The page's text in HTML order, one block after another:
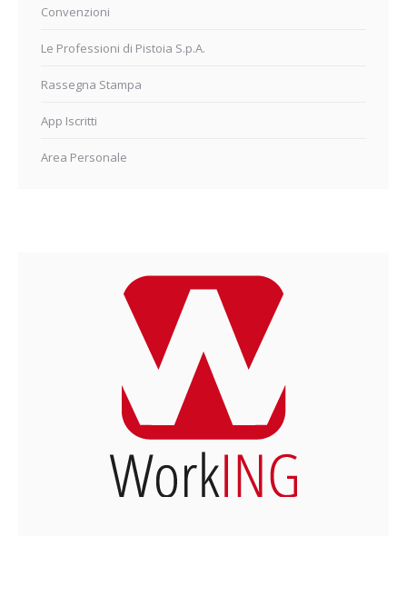
Convenzioni
Le Professioni di Pistoia S.p.A.
Rassegna Stampa
App Iscritti
Area Personale